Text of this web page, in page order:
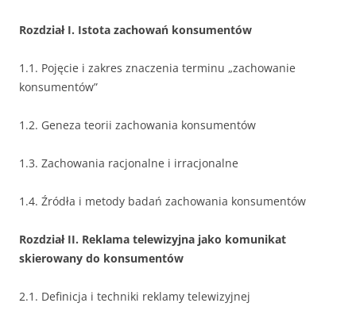
Rozdział I. Istota zachowań konsumentów
1.1. Pojęcie i zakres znaczenia terminu „zachowanie
konsumentów”
1.2. Geneza teorii zachowania konsumentów
1.3. Zachowania racjonalne i irracjonalne
1.4. Źródła i metody badań zachowania konsumentów
Rozdział II. Reklama telewizyjna jako komunikat
skierowany do konsumentów
2.1. Definicja i techniki reklamy telewizyjnej